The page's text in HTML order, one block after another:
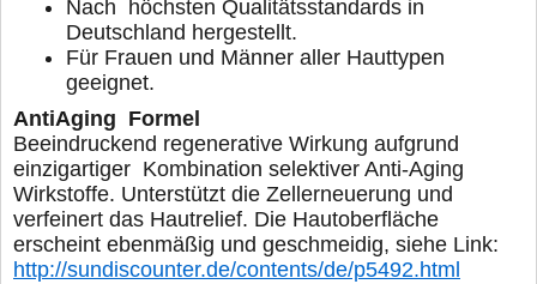
Nach höchsten Qualitätsstandards in
Deutschland hergestellt.
Für Frauen und Männer aller Hauttypen
geeignet.
Beeindruckend regenerative Wirkung aufgrund
einzigartiger Kombination selektiver Anti-Aging
Wirkstoffe. Unterstützt die Zellerneuerung und
verfeinert das Hautrelief. Die Hautoberfläche
erscheint ebenmäßig und geschmeidig, siehe Link:
http://sundiscounter.de/contents/de/p5492.html